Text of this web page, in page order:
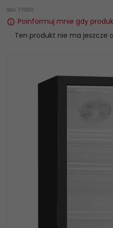
SKU: 773511
Poinformuj mnie gdy
Ten produkt nie ma jeszcze